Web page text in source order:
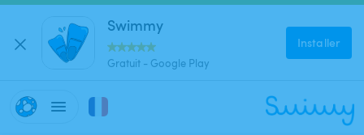
Swimmy
Gratuit - Google Play
Installer